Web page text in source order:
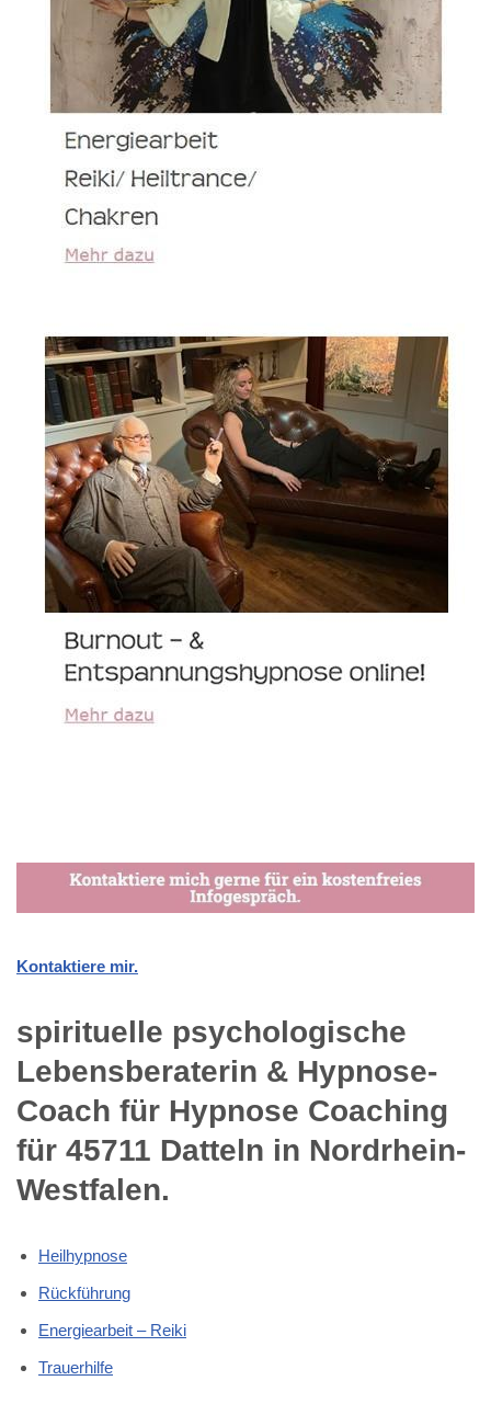
Kontaktiere mir.
spirituelle psychologische
Lebensberaterin & Hypnose-
Coach für Hypnose Coaching
für 45711 Datteln in Nordrhein-
Westfalen.
Heilhypnose
Rückführung
Energiearbeit – Reiki
Trauerhilfe